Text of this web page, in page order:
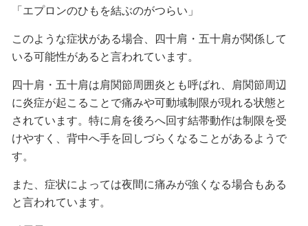
「エプロンのひもを結ぶのがつらい」
このような症状がある場合、四十肩・五十肩が関係して
いる可能性があると言われています。
四十肩・五十肩は肩関節周囲炎とも呼ばれ、肩関節周辺
に炎症が起こることで痛みや可動域制限が現れる状態と
されています。特に肩を後ろへ回す結帯動作は制限を受
けやすく、背中へ手を回しづらくなることがあるようで
す。
また、症状によっては夜間に痛みが強くなる場合もある
と言われています。